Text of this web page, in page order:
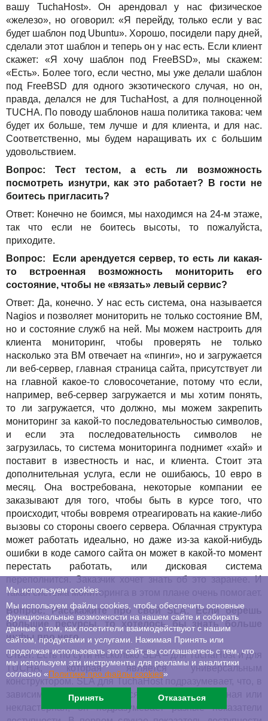
вашу TuchaHost». Он арендовал у нас физическое
«железо», но оговорил: «Я перейду, только если у вас
будет шаблон под Ubuntu». Хорошо, посидели пару дней,
сделали этот шаблон и теперь он у нас есть. Если клиент
скажет: «Я хочу шаблон под FreeBSD», мы скажем:
«Есть». Более того, если честно, мы уже делали шаблон
под FreeBSD для одного экзотического случая, но он,
правда, делался не для TuchaHost, а для полноценной
TUCHA. По поводу шаблонов наша политика такова: чем
будет их больше, тем лучше и для клиента, и для нас.
Соответственно, мы будем наращивать их с большим
удовольствием.
Вопрос: Тест тестом, а есть ли возможность
посмотреть изнутри, как это работает? В гости не
боитесь пригласить?
Ответ: Конечно не боимся, мы находимся на 24-м этаже,
так что если не боитесь высоты, то пожалуйста,
приходите.
Вопрос: Если арендуется сервер, то есть ли какая-
то встроенная возможность мониторить его
состояние, чтобы не «вязать» левый сервис?
Ответ: Да, конечно. У нас есть система, она называется
Nagios и позволяет мониторить не только состояние ВМ,
но и состояние служб на ней. Мы можем настроить для
клиента мониторинг, чтобы проверять не только
насколько эта ВМ отвечает на «пинги», но и загружается
ли веб-сервер, главная страница сайта, присутствует ли
на главной какое-то словосочетание, потому что если,
например, веб-сервер загружается и мы хотим понять,
то ли загружается, что должно, мы можем закрепить
мониторинг за какой-то последовательностью символов,
и если эта последовательность символов не
загрузилась, то система мониторинга поднимет «хай» и
поставит в известность и нас, и клиента. Стоит эта
дополнительная услуга, если не ошибаюсь, 10 евро в
месяц. Она востребована, некоторые компании ее
заказывают для того, чтобы быть в курсе того, что
происходит, чтобы вовремя отреагировать на какие-либо
вызовы со стороны своего сервера. Облачная структура
может работать идеально, но даже из-за какой-нибудь
ошибки в коде самого сайта он может в какой-то момент
перестать работать, или дисковая система
переполнится. Заказчик хочет знать об это заранее. И
такая система мониторинга в этом плане очень помогает.
Вопрос: Расскажите про свой SLA. Если берешь
большие ресурсы, то хотелось бы знать больше
инфы про него.
Ответ: Есть по сути несколько SLA – для TuchaHost и для
TUCHA, которая является универсальным
конструктором. SLA для TuchaHost подразумевает, что, в
зависимости от того, берется TuchaHost кластерная или
некластерная, он подразумевает разные показатели
Мы используем cookies.
Мы используем файлы cookies, чтобы обеспечить основные
функциональные возможности на нашем сайте и собирать
данные о том, как посетители взаимодействуют с нашим
сайтом, продуктами и услугами. Нажимая Принять или
продолжая использовать этот сайт, вы соглашаетесь с тем, что
мы используем эти инструменты для рекламы и аналитики
согласно «Политике про файлы сookies»
Принять Отказаться